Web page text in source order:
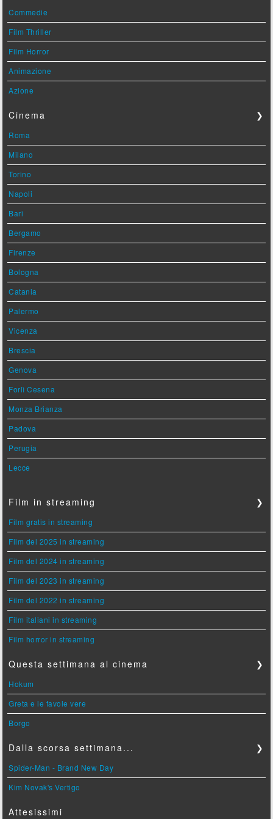
Commedie
Film Thriller
Film Horror
Animazione
Azione
Cinema ❯
Roma
Milano
Torino
Napoli
Bari
Bergamo
Firenze
Bologna
Catania
Palermo
Vicenza
Brescia
Genova
Forlì Cesena
Monza Brianza
Padova
Perugia
Lecce
Film in streaming ❯
Film gratis in streaming
Film del 2025 in streaming
Film del 2024 in streaming
Film del 2023 in streaming
Film del 2022 in streaming
Film italiani in streaming
Film horror in streaming
Questa settimana al cinema ❯
Hokum
Greta e le favole vere
Borgo
Dalla scorsa settimana... ❯
Spider-Man - Brand New Day
Kim Novak's Vertigo
Attesissimi